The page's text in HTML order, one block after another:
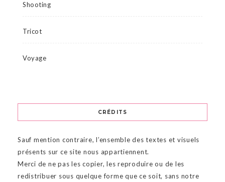
Shooting
Tricot
Voyage
CRÉDITS
Sauf mention contraire, l’ensemble des textes et visuels
présents sur ce site nous appartiennent.
Merci de ne pas les copier, les reproduire ou de les
redistribuer sous quelque forme que ce soit, sans notre